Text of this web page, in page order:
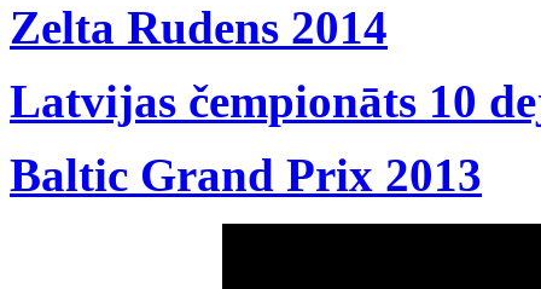
Zelta Rudens 2014
Latvijas čempionāts 10
Baltic Grand Prix 2013